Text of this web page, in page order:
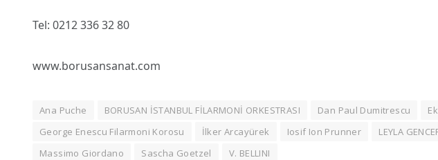
Tel: 0212 336 32 80
www.borusansanat.com
Ana Puche BORUSAN İSTANBUL FİLARMONİ ORKESTRASI Dan Paul Dumitrescu
George Enescu Filarmoni Korosu
İlker Arcayürek Iosif Ion Prunner LEYLA
Massimo Giordano
Sascha Goetzel V. BELLINI